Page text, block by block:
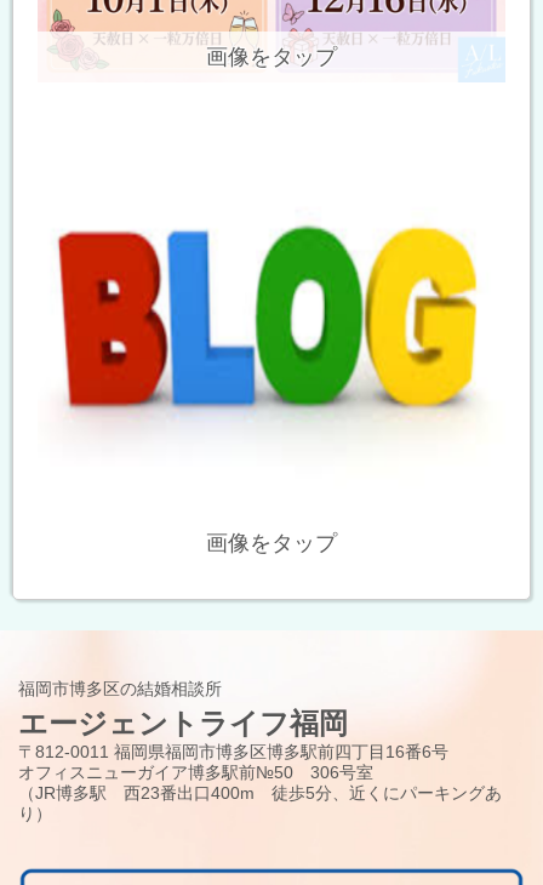
画像をタップ
画像をタップ
福岡市博多区の結婚相談所
エージェントライフ福岡
〒812-0011 福岡県福岡市博多区博多駅前四丁目16番6号
オフィスニューガイア博多駅前№50 306号室
（JR博多駅 西23番出口400m 徒歩5分、近くにパーキングあ
り）